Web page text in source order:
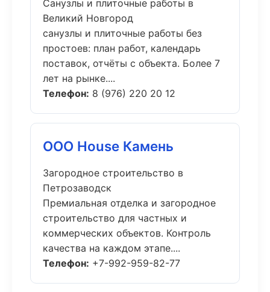
Санузлы и плиточные работы в
Великий Новгород
санузлы и плиточные работы без
простоев: план работ, календарь
поставок, отчёты с объекта. Более 7
лет на рынке....
Телефон: 8 (976) 220 20 12
ООО House Камень
Загородное строительство в
Петрозаводск
Премиальная отделка и загородное
строительство для частных и
коммерческих объектов. Контроль
качества на каждом этапе....
Телефон: +7-992-959-82-77